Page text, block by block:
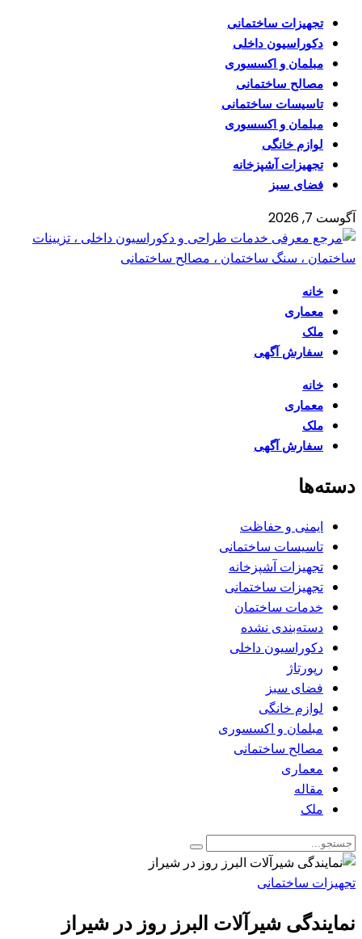
تجهیزات ساختمانی
دکوراسیون داخلی
مبلمان و اکسسوری
مصالح ساختمانی
تاسیسات ساختمانی
مبلمان و اکسسوری
لوازم خانگی
تجهیزات آشپزخانه
فضای سبز
آگوست 7, 2026
خانه
معماری
ملک
سفارش آگهی
خانه
معماری
ملک
سفارش آگهی
دسته‌ها
ایمنی و حفاظت
تاسیسات ساختمانی
تجهیزات آشپزخانه
تجهیزات ساختمانی
خدمات ساختمان
دسته‌بندی نشده
دکوراسیون داخلی
رپورتاژ
فضای سبز
لوازم خانگی
مبلمان و اکسسوری
مصالح ساختمانی
معماری
مقاله
ملک
تجهیزات ساختمانی
نمایندگی شیرآلات البرز روز در شیراز